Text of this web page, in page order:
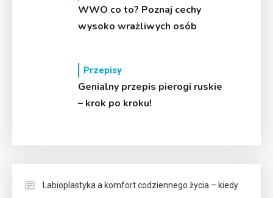
WWO co to? Poznaj cechy
wysoko wrażliwych osób
Przepisy
Genialny przepis pierogi ruskie
– krok po kroku!
Labioplastyka a komfort codziennego życia – kiedy